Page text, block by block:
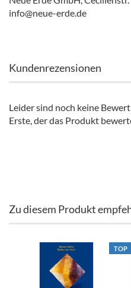
info@neue-erde.de
Kundenrezensionen
Leider sind noch keine
Erste, der das Produkt
Zu diesem Produkt
TOP